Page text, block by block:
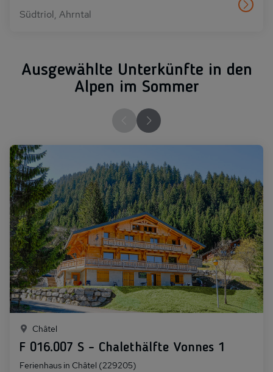
Südtriol, Ahrntal
Ausgewählte Unterkünfte in den
Alpen im Sommer
Châtel
F 016.007 S - Chalethälfte Vonnes 1
Ferienhaus in Châtel (229205)